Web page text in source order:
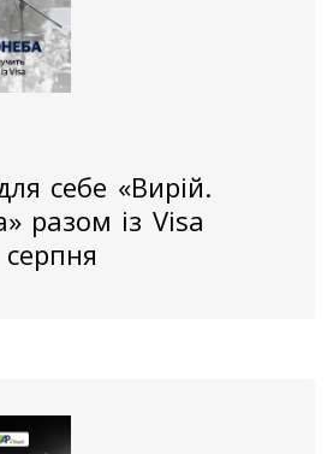
себе «Вирій.
разом із Visa